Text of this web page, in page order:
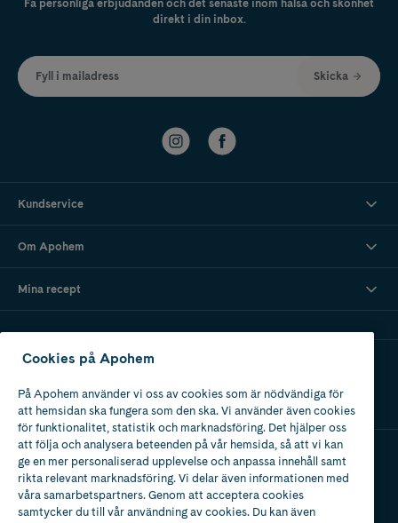
Få personliga erbjudanden och det senaste inom hälsa och skönhet
direkt i din inbox.
Fyll i mailadress Skicka
Kundservice
Om Apohem
Mina recept
Ladda ner vår app
Apotek med tillstånd
av Läkemedelsverket
Cookies på Apohem
På Apohem använder vi oss av cookies som är nödvändiga för
att hemsidan ska fungera som den ska. Vi använder även cookies
för funktionalitet, statistik och marknadsföring. Det hjälper oss
att följa och analysera beteenden på vår hemsida, så att vi kan
ge en mer personaliserad upplevelse och anpassa innehåll samt
rikta relevant marknadsföring. Vi delar även informationen med
våra samarbetspartners. Genom att acceptera cookies
samtycker du till vår användning av cookies. Du kan även